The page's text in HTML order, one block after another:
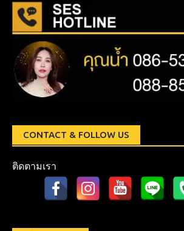
CONTACT & FOLLOW US
ติดตามเรา